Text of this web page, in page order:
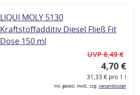
LIQUI MOLY 5130
Kraftstoffadditiv Diesel Fließ Fit
Dose 150 ml
UVP 6,49 €
4,70 €
31,33 € pro 1 l
inkl. gesetzl. MwSt., zzgl.Versandkosten